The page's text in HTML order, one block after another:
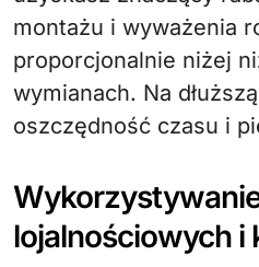
montażu i wyważenia
proporcjonalnie niżej
wymianach. Na
oszczędność czasu i
lojalnościowych i